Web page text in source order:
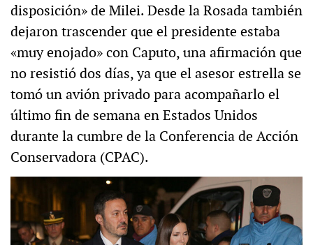
disposición» de Milei. Desde la Rosada también
dejaron trascender que el presidente estaba
«muy enojado» con Caputo, una afirmación que
no resistió dos días, ya que el asesor estrella se
tomó un avión privado para acompañarlo el
último fin de semana en Estados Unidos
durante la cumbre de la Conferencia de Acción
Conservadora (CPAC).